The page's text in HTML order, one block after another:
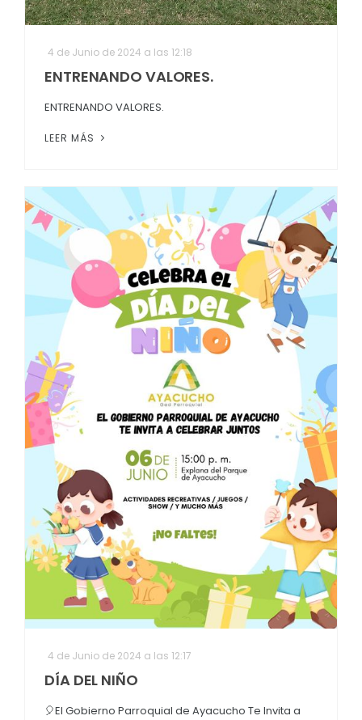
4 de Junio de 2024 a las 12:18
ENTRENANDO VALORES.
ENTRENANDO VALORES.
LEER MÁS
4 de Junio de 2024 a las 12:17
DÍA DEL NIÑO
🎈El Gobierno Parroquial de Ayacucho Te Invita a